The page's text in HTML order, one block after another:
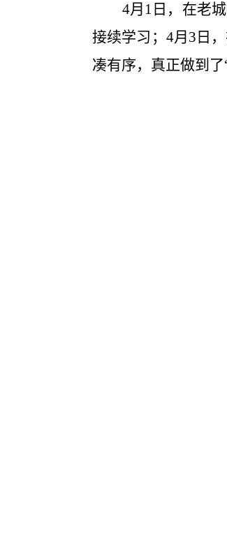
4月1日， 在老
接续学习； 4月3日，
凑有序，真正做到了